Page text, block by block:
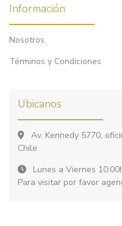
Información
Nosotros
Términos y Condiciones
Ubicanos
Av. Kennedy 5770,
Chile
Lunes a Viernes
Para visitar por favor